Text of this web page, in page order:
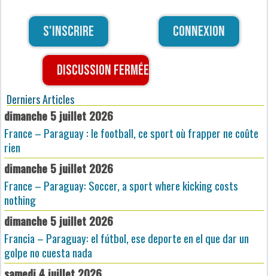
S'inscrire Connexion
Discussion fermée
Derniers Articles
dimanche 5 juillet 2026
France – Paraguay : le football, ce sport où frapper ne coûte
rien
dimanche 5 juillet 2026
France – Paraguay: Soccer, a sport where kicking costs
nothing
dimanche 5 juillet 2026
Francia – Paraguay: el fútbol, ese deporte en el que dar un
golpe no cuesta nada